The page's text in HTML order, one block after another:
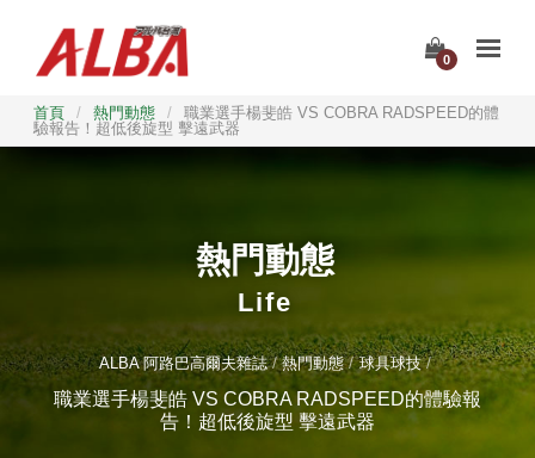
0
首頁 / 熱門動態 /
職業選手楊斐皓 VS COBRA RADSPEED的體
驗報告！超低後旋型 擊遠武器
熱門動態
Life
ALBA 阿路巴高爾夫雜誌 熱門動態 球具球技
職業選手楊斐皓 VS COBRA RADSPEED的體驗報
告！超低後旋型 擊遠武器